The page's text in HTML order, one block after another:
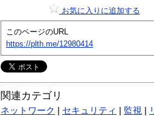
お気に入りに追加する
このページのURL
https://plth.me/12980414
関連カテゴリ
ネットワーク セキュリティ 監視